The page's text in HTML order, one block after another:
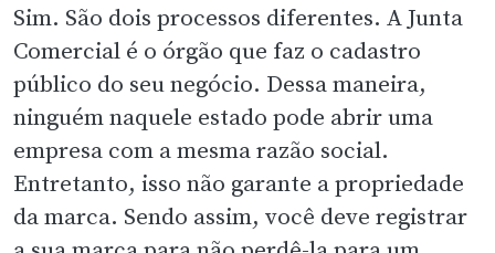
Sim. São dois processos diferentes. A Junta
Comercial é o órgão que faz o cadastro
público do seu negócio. Dessa maneira,
ninguém naquele estado pode abrir uma
empresa com a mesma razão social.
Entretanto, isso não garante a propriedade
da marca. Sendo assim, você deve registrar